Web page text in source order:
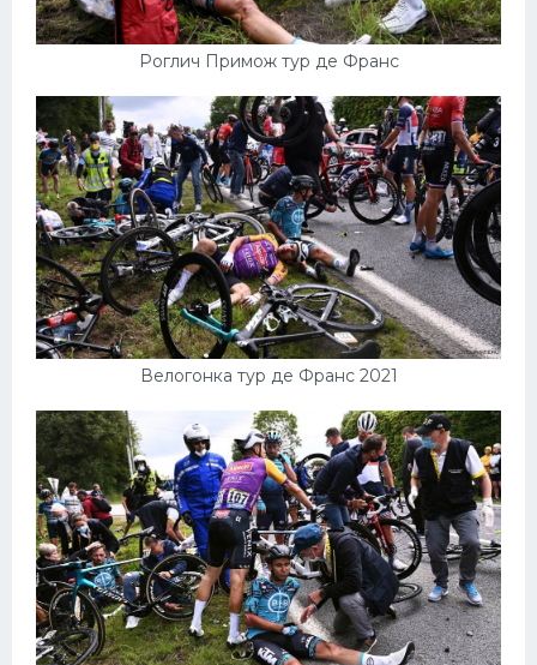
Роглич Примож тур де Франс
Велогонка тур де Франс 2021